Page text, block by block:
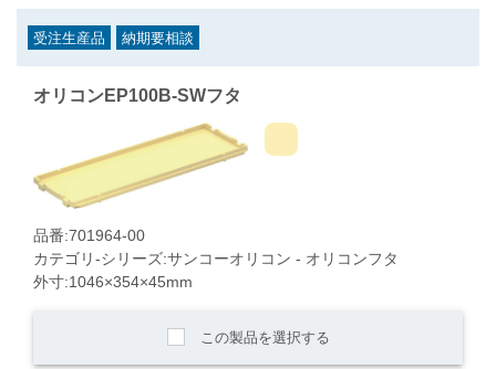
受注生産品 納期要相談
オリコンEP100B-SWフタ
品番:701964-00
カテゴリ-シリーズ:サンコーオリコン - オリコンフタ
外寸:1046×354×45mm
この製品を選択する